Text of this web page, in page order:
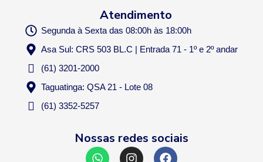
Atendimento
Segunda à Sexta das 08:00h às 18:00h
Asa Sul: CRS 503 BL.C | Entrada 71 - 1º e 2º andar
(61) 3201-2000
Taguatinga: QSA 21 - Lote 08
(61) 3352-5257
Nossas redes sociais